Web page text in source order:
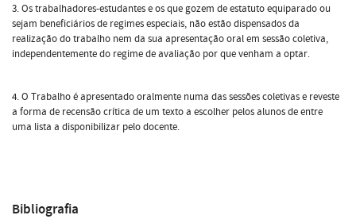
3. Os trabalhadores-estudantes e os que gozem de estatuto equiparado ou
sejam beneficiários de regimes especiais, não estão dispensados da
realização do trabalho nem da sua apresentação oral em sessão coletiva,
independentemente do regime de avaliação por que venham a optar.
4. O Trabalho é apresentado oralmente numa das sessões coletivas e reveste
a forma de recensão crítica de um texto a escolher pelos alunos de entre
uma lista a disponibilizar pelo docente.
Bibliografia